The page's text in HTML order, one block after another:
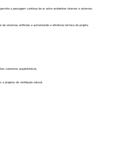
a passagem contínua de ar entre ambientes internos e externos.
de sistemas artificiais e aumentando a eficiência térmica do projeto.
contextos arquitetônicos.
e projetos de ventilação natural.